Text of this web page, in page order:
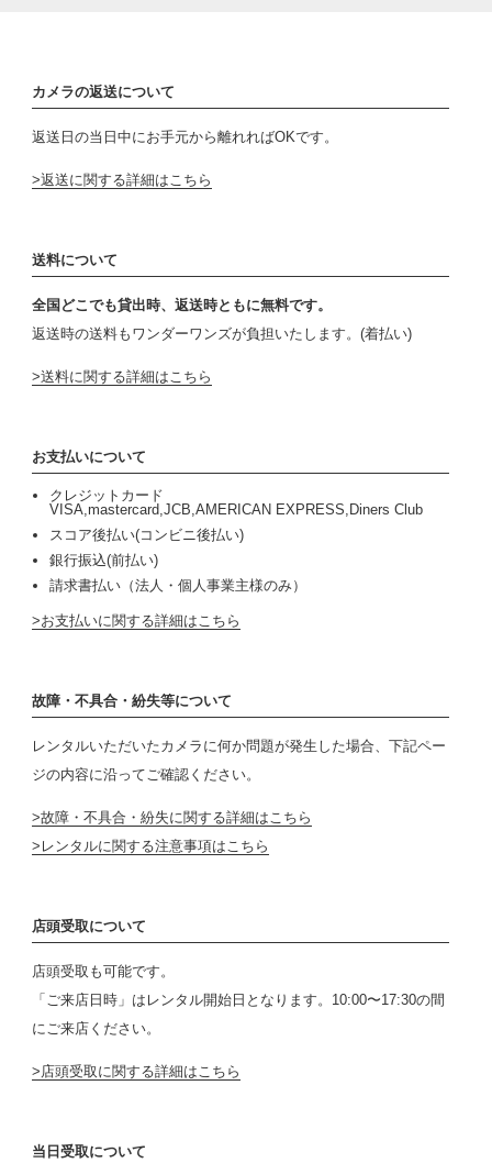
カメラの返送について
返送日の当日中にお手元から離れればOKです。
返送に関する詳細はこちら
送料について
全国どこでも貸出時、返送時ともに無料です。
返送時の送料もワンダーワンズが負担いたします。(着払い)
送料に関する詳細はこちら
お支払いについて
クレジットカード
VISA,mastercard,JCB,AMERICAN EXPRESS,Diners Club
スコア後払い(コンビニ後払い)
銀行振込(前払い)
請求書払い（法人・個人事業主様のみ）
お支払いに関する詳細はこちら
故障・不具合・紛失等について
レンタルいただいたカメラに何か問題が発生した場合、下記ペー
ジの内容に沿ってご確認ください。
故障・不具合・紛失に関する詳細はこちら
レンタルに関する注意事項はこちら
店頭受取について
店頭受取も可能です。
「ご来店日時」はレンタル開始日となります。10:00〜17:30の間
にご来店ください。
店頭受取に関する詳細はこちら
当日受取について